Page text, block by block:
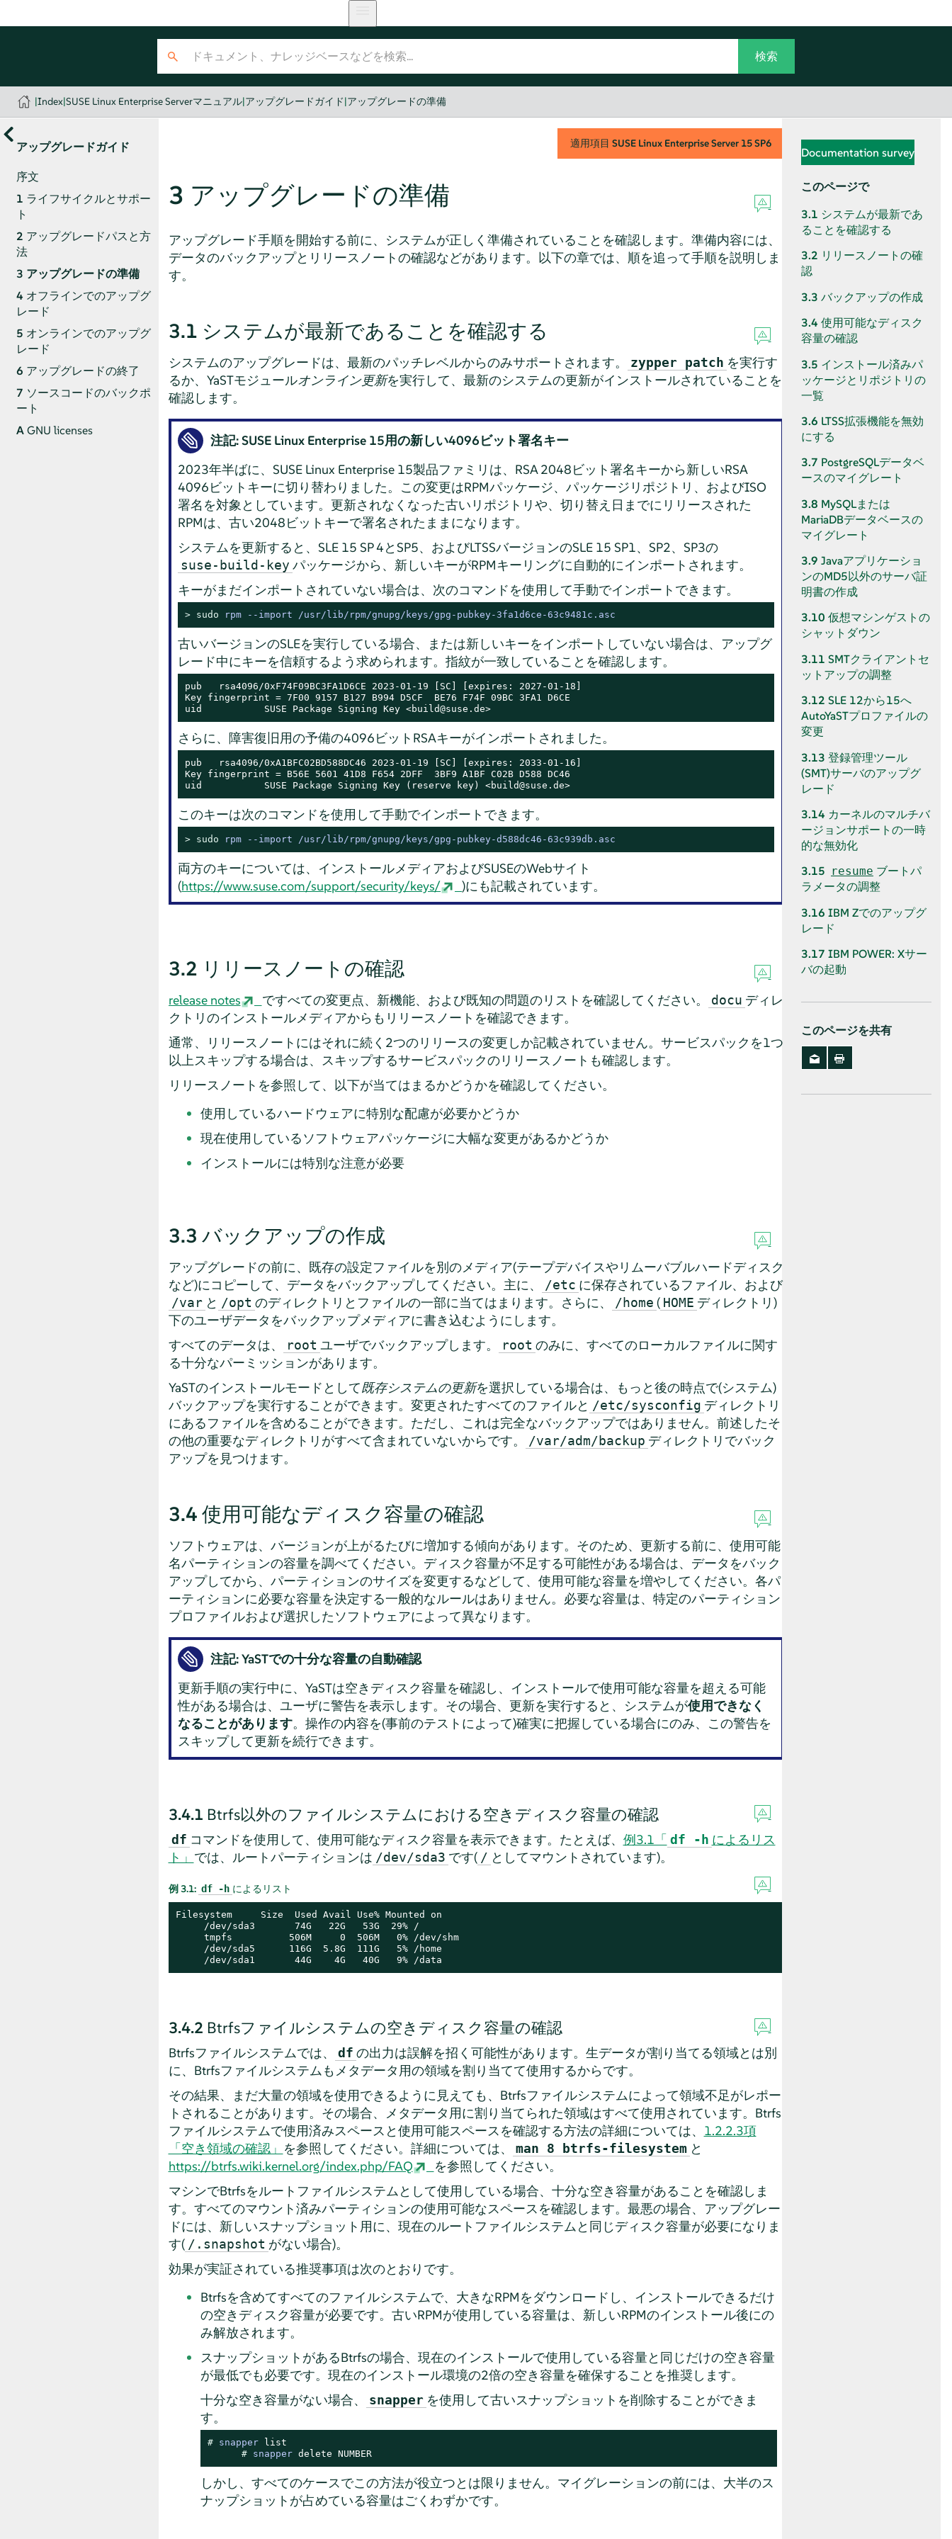
|Index|SUSE Linux Enterprise Serverマニュアル|アップグレードガイド|アップグレードの準備
アップグレードガイド
序文
1 ライフサイクルとサポー
ト
2 アップグレードパスと方
法
3 アップグレードの準備
4 オフラインでのアップグ
レード
5 オンラインでのアップグ
レード
6 アップグレードの終了
7 ソースコードのバックポ
ート
AGNU licenses
適用項目 SUSE Linux Enterprise Server 15 SP6
3 アップグレードの準備
アップグレード手順を開始する前に、システムが正しく準備されていることを確認します。準備内容には、
データのバックアップとリリースノートの確認などがあります。以下の章では、順を追って手順を説明しま
す。
3.1 システムが最新であることを確認する
システムのアップグレードは、最新のパッチレベルからのみサポートされます。 zypper patch を実行す
るか、YaSTモジュールオンライン更新を実行して、最新のシステムの更新がインストールされていることを
確認します。
注記: SUSE Linux Enterprise 15用の新しい4096ビット署名キー
2023年半ばに、SUSE Linux Enterprise 15製品ファミリは、RSA 2048ビット署名キーから新しいRSA
4096ビットキーに切り替わりました。この変更はRPMパッケージ、パッケージリポジトリ、およびISO
署名を対象としています。更新されなくなった古いリポジトリや、切り替え日までにリリースされた
RPMは、古い2048ビットキーで署名されたままになります。
システムを更新すると、SLE 15 SP 4とSP5、およびLTSSバージョンのSLE 15 SP1、SP2、SP3の
suse-build-key パッケージから、新しいキーがRPMキーリングに自動的にインポートされます。
キーがまだインポートされていない場合は、次のコマンドを使用して手動でインポートできます。
> sudo rpm --import /usr/lib/rpm/gnupg/keys/gpg-pubkey-3fa1d6ce-63c9481c.asc
古いバージョンのSLEを実行している場合、または新しいキーをインポートしていない場合は、アップグ
レード中にキーを信頼するよう求められます。指紋が一致していることを確認します。
pub   rsa4096/0xF74F09BC3FA1D6CE 2023-01-19 [SC] [expires: 2027-01-18]
Key fingerprint = 7F00 9157 B127 B994 D5CF  BE76 F74F 09BC 3FA1 D6CE
uid           SUSE Package Signing Key <build@suse.de>
さらに、障害復旧用の予備の4096ビットRSAキーがインポートされました。
pub   rsa4096/0xA1BFC02BD588DC46 2023-01-19 [SC] [expires: 2033-01-16]
Key fingerprint = B56E 5601 41D8 F654 2DFF  3BF9 A1BF C02B D588 DC46
uid           SUSE Package Signing Key (reserve key) <build@suse.de>
このキーは次のコマンドを使用して手動でインポートできます。
> sudo rpm --import /usr/lib/rpm/gnupg/keys/gpg-pubkey-d588dc46-63c939db.asc
両方のキーについては、インストールメディアおよびSUSEのWebサイト
(https://www.suse.com/support/security/keys/ )にも記載されています。
3.2 リリースノートの確認
release notes ですべての変更点、新機能、および既知の問題のリストを確認してください。 docu ディレ
クトリのインストールメディアからもリリースノートを確認できます。
通常、リリースノートにはそれに続く2つのリリースの変更しか記載されていません。 サービスパックを1つ
以上スキップする場合は、スキップするサービスパックのリリースノートも確認します。
リリースノートを参照して、以下が当てはまるかどうかを確認してください。
使用しているハードウェアに特別な配慮が必要かどうか
現在使用しているソフトウェアパッケージに大幅な変更があるかどうか
インストールには特別な注意が必要
3.3 バックアップの作成
アップグレードの前に、既存の設定ファイルを別のメディア(テープデバイスやリムーバブルハードディスク
など)にコピーして、データをバックアップしてください。主に、
/etc に保存されているファイル、および
/var と /opt のディレクトリとファイルの一部に当てはまります。さらに、 /home ( HOME ディレクトリ)
下のユーザデータをバックアップメディアに書き込むようにします。
すべてのデータは、
root ユーザでバックアップします。 root のみに、すべてのローカルファイルに関す
る十分なパーミッションがあります。
YaSTのインストールモードとして既存システムの更新を選択している場合は、もっと後の時点で(システム)
バックアップを実行することができます。変更されたすべてのファイルと /etc/sysconfig ディレクトリ
にあるファイルを含めることができます。ただし、これは完全なバックアップではありません。前述したそ
の他の重要なディレクトリがすべて含まれていないからです。
/var/adm/backup ディレクトリでバック
アップを見つけます。
3.4 使用可能なディスク容量の確認
ソフトウェアは、バージョンが上がるたびに増加する傾向があります。そのため、更新する前に、使用可能
名パーティションの容量を調べてください。ディスク容量が不足する可能性がある場合は、データをバック
アップしてから、パーティションのサイズを変更するなどして、使用可能な容量を増やしてください。各パ
ーティションに必要な容量を決定する一般的なルールはありません。必要な容量は、特定のパーティション
プロファイルおよび選択したソフトウェアによって異なります。
注記: YaSTでの十分な容量の自動確認
更新手順の実行中に、YaSTは空きディスク容量を確認し、インストールで使用可能な容量を超える可能
性がある場合は、ユーザに警告を表示します。その場合、更新を実行すると、システムが使用できなく
なることがあります。操作の内容を(事前のテストによって)確実に把握している場合にのみ、この警告を
スキップして更新を続行できます。
3.4.1 Btrfs以外のファイルシステムにおける空きディスク容量の確認
df コマンドを使用して、使用可能なディスク容量を表示できます。たとえば、 例3.1「 df -h によるリス
ト」 では、ルートパーティションは /dev/sda3 です( / としてマウントされています)。
例 3.1: df -h によるリスト
Filesystem     Size  Used Avail Use% Mounted on
     /dev/sda3       74G   22G   53G  29% /
     tmpfs          506M     0  506M   0% /dev/shm
     /dev/sda5      116G  5.8G  111G   5% /home
     /dev/sda1       44G    4G   40G   9% /data
3.4.2 Btrfsファイルシステムの空きディスク容量の確認
Btrfsファイルシステムでは、 df の出力は誤解を招く可能性があります。生データが割り当てる領域とは別
に、Btrfsファイルシステムもメタデータ用の領域を割り当てて使用するからです。
その結果、まだ大量の領域を使用できるように見えても、Btrfsファイルシステムによって領域不足がレポー
トされることがあります。その場合、メタデータ用に割り当てられた領域はすべて使用されています。 Btrfs
ファイルシステムで使用済みスペースと使用可能スペースを確認する方法の詳細については、 1.2.2.3項
「空き領域の確認」 を参照してください。 詳細については、 man 8 btrfs-filesystem と
https://btrfs.wiki.kernel.org/index.php/FAQ
を参照してください。
マシンでBtrfsをルートファイルシステムとして使用している場合、十分な空き容量があることを確認しま
す。すべてのマウント済みパーティションの使用可能なスペースを確認します。最悪の場合、アップグレー
ドには、新しいスナップショット用に、現在のルートファイルシステムと同じディスク容量が必要になりま
す( /.snapshot がない場合)。
効果が実証されている推奨事項は次のとおりです。
Btrfsを含めてすべてのファイルシステムで、大きなRPMをダウンロードし、インストールできるだけ
の空きディスク容量が必要です。古いRPMが使用している容量は、新しいRPMのインストール後にの
み解放されます。
スナップショットがあるBtrfsの場合、現在のインストールで使用している容量と同じだけの空き容量
が最低でも必要です。現在のインストール環境の2倍の空き容量を確保することを推奨します。
十分な空き容量がない場合、
snapper を使用して古いスナップショットを削除することができま
す。
# snapper list
# snapper delete NUMBER
しかし、すべてのケースでこの方法が役立つとは限りません。マイグレーションの前には、大半のス
ナップショットが占めている容量はごくわずかです。
Documentation survey
このページで
3.1 システムが最新であ
ることを確認する
3.2 リリースノートの確
認
3.3 バックアップの作成
3.4 使用可能なディスク
容量の確認
3.5 インストール済みパ
ッケージとリポジトリの
一覧
3.6 LTSS拡張機能を無効
にする
3.7 PostgreSQLデータベ
ースのマイグレート
3.8 MySQLまたは
MariaDBデータベースの
マイグレート
3.9 Javaアプリケーショ
ンのMD5以外のサーバ証
明書の作成
3.10 仮想マシンゲストの
シャットダウン
3.11 SMTクライアントセ
ットアップの調整
3.12 SLE 12から15へ
AutoYaSTプロファイルの
変更
3.13 登録管理ツール
(SMT)サーバのアップグ
レード
3.14 カーネルのマルチバ
ージョンサポートの一時
的な無効化
3.15 resume ブートパ
ラメータの調整
3.16 IBM Zでのアップグ
レード
3.17 IBM POWER: Xサー
バの起動
このページを共有